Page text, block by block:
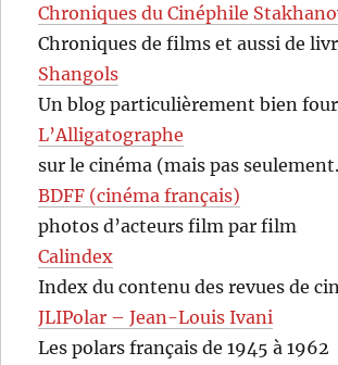
Chroniques du Cinéphile
Chroniques de films et aussi de
Shangols
Un blog particulièrement bien
L’Alligatographe
sur le cinéma (mais pas
BDFF (cinéma français)
photos d’acteurs film par film
Calindex
Index du contenu des revues de
JLIPolar – Jean-Louis Ivani
Les polars français de 1945 à 1962